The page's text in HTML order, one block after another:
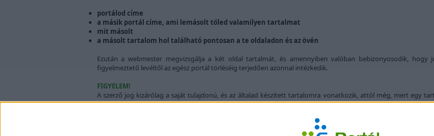
portálod címe
a másik portál címe, ami lemásolt tőled valamilyen tartalmat
mit másolt
a másolt tartalom hol található pontosan a te oldaladon és az övén
Ezután a webmester megvizsgálja a két oldal tartalmát, és amennyiben valóban bebizonyosodik,
figyelmeztető levéltől az egész portál törléséig terjedően azonnal intézkedik.
FIGYELEM!
A szerző jog kizárólag a saját tulajdonú, és az általad készített tartalomra vonatkozik, attól még, mert egy
portálodra, nem a te tulajdonod.